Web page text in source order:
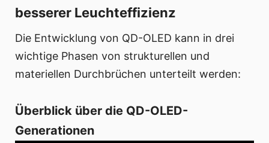
besserer Leuchteffizienz
Die Entwicklung von QD-OLED kann in drei
wichtige Phasen von strukturellen und
materiellen Durchbrüchen unterteilt werden:
Überblick über die QD-OLED-
Generationen